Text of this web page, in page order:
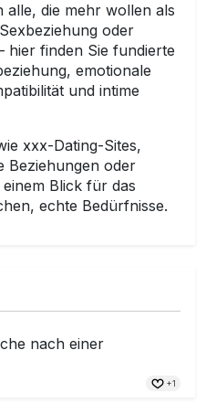
alle, die mehr wollen als
oder
hier finden Sie fundierte
emotionale
und intime
xxx-Dating-Sites,
Beziehungen oder
Blick für das
echte Bedürfnisse.
nach einer
+1